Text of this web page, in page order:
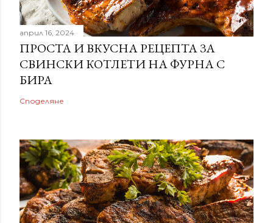
април 16, 2024
ПРОСТА И ВКУСНА РЕЦЕПТА ЗА
СВИНСКИ КОТЛЕТИ НА ФУРНА С
БИРА
Споделяне